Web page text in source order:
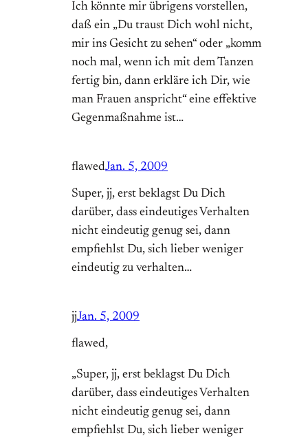
Ich könnte mir übrigens vorstellen,
daß ein „Du traust Dich wohl nicht,
mir ins Gesicht zu sehen“ oder „komm
noch mal, wenn ich mit dem Tanzen
fertig bin, dann erkläre ich Dir, wie
man Frauen anspricht“ eine effektive
Gegenmaßnahme ist…
flawedJan. 5, 2009
Super, jj, erst beklagst Du Dich
darüber, dass eindeutiges Verhalten
nicht eindeutig genug sei, dann
empfiehlst Du, sich lieber weniger
eindeutig zu verhalten…
jjJan. 5, 2009
flawed,
„Super, jj, erst beklagst Du Dich
darüber, dass eindeutiges Verhalten
nicht eindeutig genug sei, dann
empfiehlst Du, sich lieber weniger